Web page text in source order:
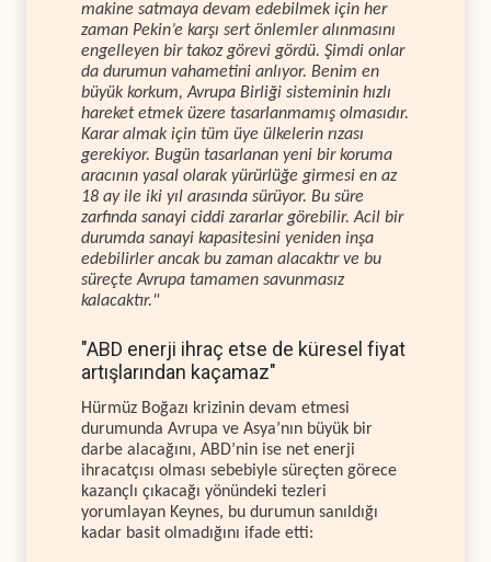
makine satmaya devam edebilmek için her
zaman Pekin’e karşı sert önlemler alınmasını
engelleyen bir takoz görevi gördü. Şimdi onlar
da durumun vahametini anlıyor. Benim en
büyük korkum, Avrupa Birliği sisteminin hızlı
hareket etmek üzere tasarlanmamış olmasıdır.
Karar almak için tüm üye ülkelerin rızası
gerekiyor. Bugün tasarlanan yeni bir koruma
aracının yasal olarak yürürlüğe girmesi en az
18 ay ile iki yıl arasında sürüyor. Bu süre
zarfında sanayi ciddi zararlar görebilir. Acil bir
durumda sanayi kapasitesini yeniden inşa
edebilirler ancak bu zaman alacaktır ve bu
süreçte Avrupa tamamen savunmasız
kalacaktır."
"ABD enerji ihraç etse de küresel fiyat
artışlarından kaçamaz"
Hürmüz Boğazı krizinin devam etmesi
durumunda Avrupa ve Asya’nın büyük bir
darbe alacağını, ABD’nin ise net enerji
ihracatçısı olması sebebiyle süreçten görece
kazançlı çıkacağı yönündeki tezleri
yorumlayan Keynes, bu durumun sanıldığı
kadar basit olmadığını ifade etti: